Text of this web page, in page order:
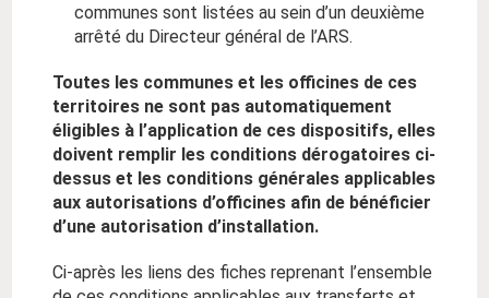
communes sont listées au sein d’un deuxième
arrêté du Directeur général de l’ARS.
Toutes les communes et les officines de ces
territoires ne sont pas automatiquement
éligibles à l’application de ces dispositifs, elles
doivent remplir les conditions dérogatoires ci-
dessus et les conditions générales applicables
aux autorisations d’officines afin de bénéficier
d’une autorisation d’installation.
Ci-après les liens des fiches reprenant l’ensemble